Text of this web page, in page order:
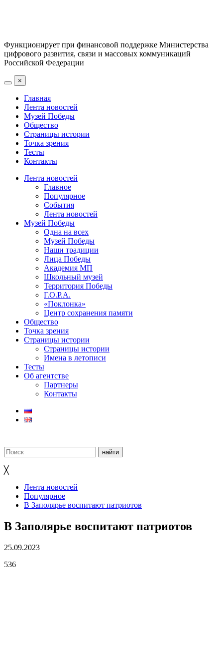
Функционирует при финансовой поддержке Министерства
цифрового развития, связи и массовых коммуникаций
Российской Федерации
×
Главная
Лента новостей
Музей Победы
Общество
Страницы истории
Точка зрения
Тесты
Контакты
Лента новостей
Главное
Популярное
События
Лента новостей
Музей Победы
Одна на всех
Музей Победы
Наши традиции
Лица Победы
Академия МП
Школьный музей
Территория Победы
Г.О.Р.А.
«Поклонка»
Центр сохранения памяти
Общество
Точка зрения
Страницы истории
Страницы истории
Имена в летописи
Тесты
Об агентстве
Партнеры
Контакты
╳
Лента новостей
Популярное
В Заполярье воспитают патриотов
В Заполярье воспитают патриотов
25.09.2023
536